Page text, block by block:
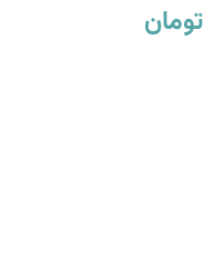
تومان